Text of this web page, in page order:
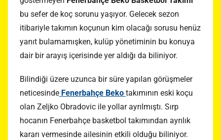
bu sefer de koç sorunu yaşıyor. Gelecek sezon
itibariyle takımın koçunun kim olacağı sorusu henüz
yanıt bulamamışken, kulüp yönetiminin bu konuya
dair bir arayış içerisinde yer aldığı da biliniyor.
Bilindiği üzere uzunca bir süre yapılan görüşmeler
neticesinde Fenerbahçe Beko takımının eski koçu
olan Zeljko Obradovic ile yollar ayrılmıştı. Sırp
hocanın Fenerbahçe basketbol takımından ayrılık
kararı vermesinde ailesinin etkili olduğu biliniyor.